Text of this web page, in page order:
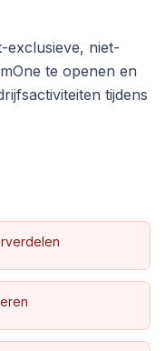
exclusieve, niet-
te openen en
tijdens